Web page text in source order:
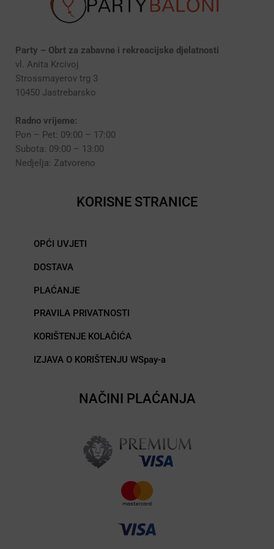
Party – Obrt za zabavne i rekreacijske djelatnosti
vl. Anita Krcivoj
Strossmayerov trg 3
10450 Jastrebarsko
Radno vrijeme:
Pon – Pet: 09:00 – 17:00
Subota: 09:00 – 13:00
Nedjelja: Zatvoreno
KORISNE STRANICE
OPĆI UVJETI
DOSTAVA
PLAĆANJE
PRAVILA PRIVATNOSTI
KORIŠTENJE KOLAČIĆA
IZJAVA O KORIŠTENJU WSpay-a
NAČINI PLAĆANJA